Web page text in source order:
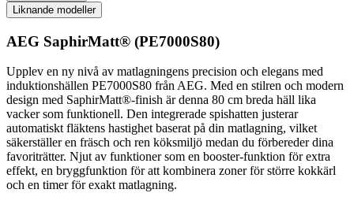
Liknande modeller
AEG SaphirMatt® (PE7000S80)
Upplev en ny nivå av matlagningens precision och elegans med
induktionshällen PE7000S80 från AEG. Med en stilren och modern
design med SaphirMatt®-finish är denna 80 cm breda häll lika
vacker som funktionell. Den integrerade spishatten justerar
automatiskt fläktens hastighet baserat på din matlagning, vilket
säkerställer en fräsch och ren köksmiljö medan du förbereder dina
favoriträtter. Njut av funktioner som en booster-funktion för extra
effekt, en bryggfunktion för att kombinera zoner för större kokkärl
och en timer för exakt matlagning.